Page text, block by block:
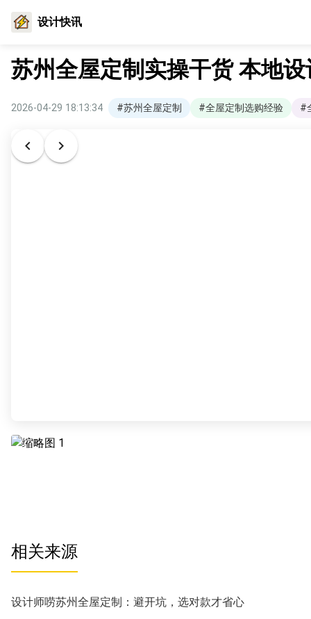
设计快讯
苏州全屋定制实操干货 本地
2026-04-29 18:13:34 #苏州全屋定制 #全屋定制选购经验 #
相关来源
设计师唠苏州全屋定制：避开坑，选对款才省心